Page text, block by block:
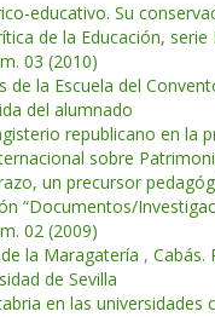
educativo. Su
de la Educación,
03 (2010)
de la Escuela del
del alumnado
republicano en la
sobre
un precursor
“Documentos/
02 (2009)
la Maragatería , Cabás.
de Sevilla
en las universidades